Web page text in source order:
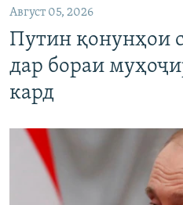
Август 05, 2026
Путин қонунҳои
дар бораи
кард